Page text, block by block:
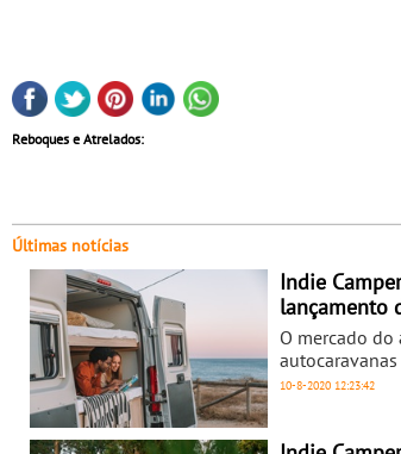
Reboques e Atrelados:
Últimas notícias
Indie
lançamento
marketplace
O mercado
acentuado
10-8-2020 12:23:42